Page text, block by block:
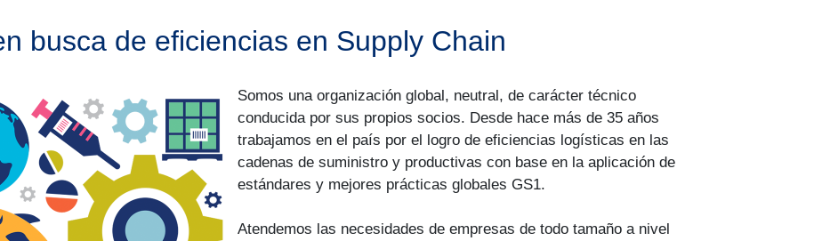
busca de eficiencias en Supply Chain
Somos una organización global, neutral, de carácter técnico
conducida por sus propios socios. Desde hace más de 35 años
trabajamos en el país por el logro de eficiencias logísticas en las
cadenas de suministro y productivas con base en la aplicación de
estándares y mejores prácticas globales GS1.
Atendemos las necesidades de empresas de todo tamaño a nivel